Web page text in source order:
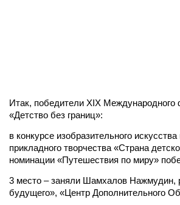
Итак, победители XIX Международного
«Детство без границ»:
в конкурсе изобразительного
прикладного творчества «Страна
номинации «Путешествия по миру»
3 место – заняли Шамхалов Нажмудин,
будущего», «Центр Дополнительного